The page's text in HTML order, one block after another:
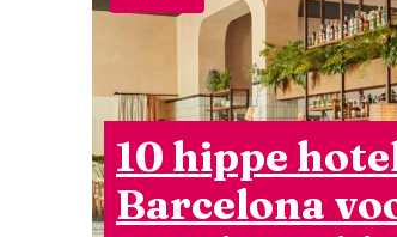
10 hippe
Barcelona